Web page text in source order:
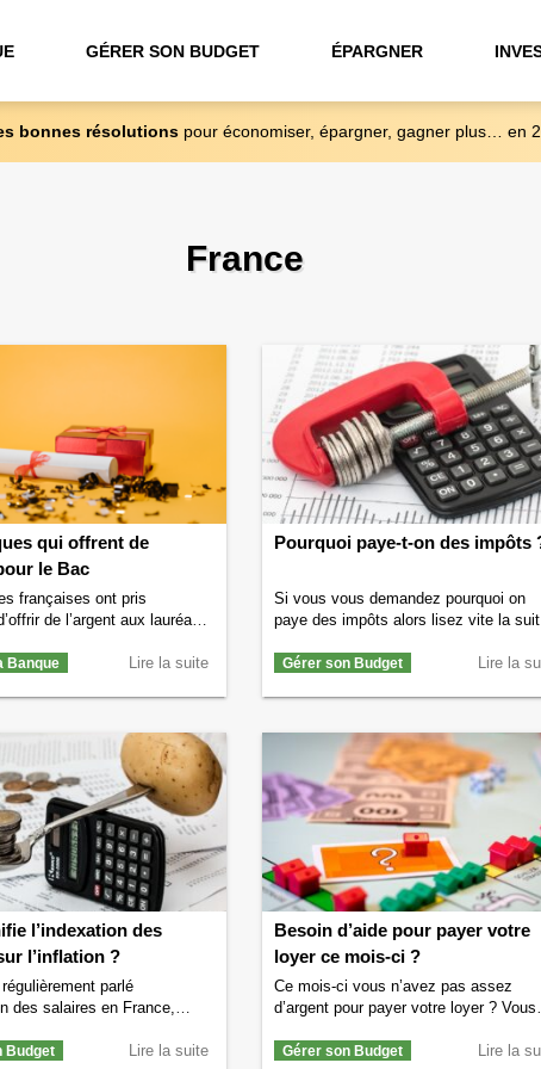
GÉRER SON BUDGET ÉPARGNER
bonnes résolutionspour économiser, épargner, gagner plus… en
France
qui offrent de
le Bac
françaises ont pris
de l’argent aux lauréats
qui ont lieu généralement
blocs pour dégainer leurs
et offrir de …Continuer
Les banques qui offrent de
le Bac →
Lire la suite
Banque
Pourquoi paye-t-on des impôts
Si vous vous demandez pourquoi on
paye des impôts alors lisez vite la
important de payer des impôts. Pour
publiques. Les impôts servent par
exemple à construire ou rénover …
Continuer la lecture dePourquoi paye-
on des impôts ? →
Lire la
Gérer son Budget
l’indexation des
sur l’inflation ?
parlé
des salaires en France,
mais savez-vous ce queLire la suite
Budget
Besoin d’aide pour payer votre
loyer ce mois-ci ?
Ce mois-ci vous n’avez pas assez
d’argent pour payer votre loyer ? Vous
mais vous ne savez pas à qui vous
Lire la
Gérer son Budget